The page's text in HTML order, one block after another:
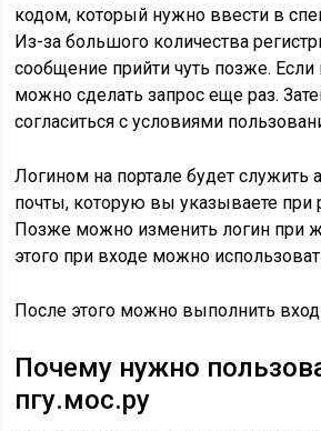
кодом, который нужно ввести в
Из-за большого количества
сообщение прийти чуть позже.
можно сделать запрос еще раз.
согласиться с условиями
Логином на портале будет служить
почты, которую вы указываете при
Позже можно изменить логин при
этого при входе можно
После этого можно выполнить
Почему нужно
пгу.мос.ру